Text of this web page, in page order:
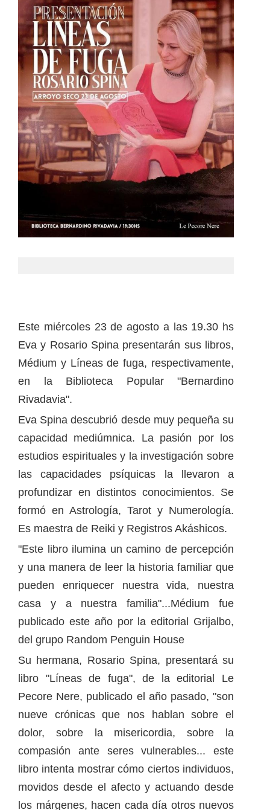
Este miércoles 23 de agosto a las 19.30 hs
Eva y Rosario Spina presentarán sus libros,
Médium y Líneas de fuga, respectivamente,
en la Biblioteca Popular "Bernardino
Rivadavia".
Eva Spina descubrió desde muy pequeña su
capacidad mediúmnica. La pasión por los
estudios espirituales y la investigación sobre
las capacidades psíquicas la llevaron a
profundizar en distintos conocimientos. Se
formó en Astrología, Tarot y Numerología.
Es maestra de Reiki y Registros Akáshicos.
"Este libro ilumina un camino de percepción
y una manera de leer la historia familiar que
pueden enriquecer nuestra vida, nuestra
casa y a nuestra familia"...Médium fue
publicado este año por la editorial Grijalbo,
del grupo Random Penguin House
Su hermana, Rosario Spina, presentará su
libro "Líneas de fuga", de la editorial Le
Pecore Nere, publicado el año pasado, "son
nueve crónicas que nos hablan sobre el
dolor, sobre la misericordia, sobre la
compasión ante seres vulnerables... este
libro intenta mostrar cómo ciertos individuos,
movidos desde el afecto y actuando desde
los márgenes, hacen cada día otros nuevos